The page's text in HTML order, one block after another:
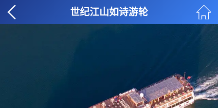
世纪江山如诗游轮